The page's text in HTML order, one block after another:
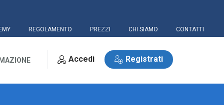
REGOLAMENTO PREZZI CHI SIAMO CONTATTI
Accedi Registrati